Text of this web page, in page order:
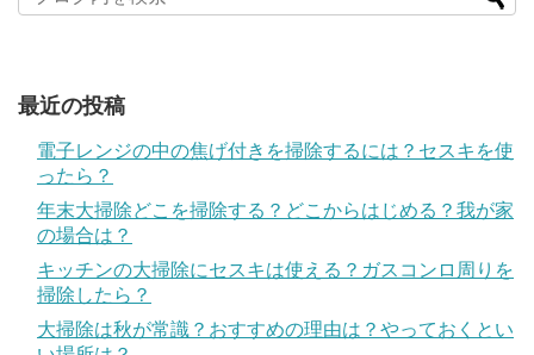
最近の投稿
電子レンジの中の焦げ付きを掃除するには？セスキを使
ったら？
年末大掃除どこを掃除する？どこからはじめる？我が家
の場合は？
キッチンの大掃除にセスキは使える？ガスコンロ周りを
掃除したら？
大掃除は秋が常識？おすすめの理由は？やっておくとい